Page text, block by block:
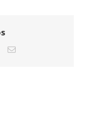
PinterestCorreo